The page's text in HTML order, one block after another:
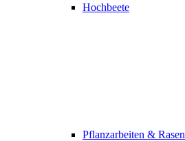
Hochbeete
Pflanzarbeiten & Rasen